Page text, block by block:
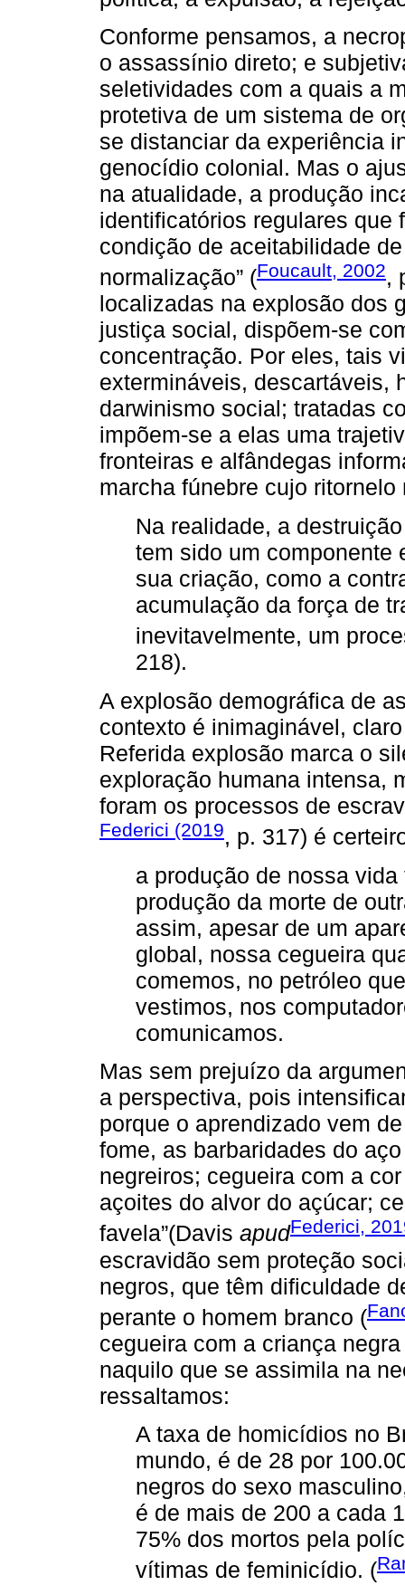
Conforme pensamos, a
o assassínio direto; e
seletividades com a quais a
protetiva de um sistema de
se distanciar da experiência
genocídio colonial. Mas o
na atualidade, a produção
identificatórios regulares que
condição de aceitabilidade
normalização” (Foucault, 2002,
localizadas na explosão dos
justiça social, dispõem-se
concentração. Por eles, tais
extermináveis, descartáveis,
darwinismo social; tratadas
impõem-se a elas uma
fronteiras e alfândegas
marcha fúnebre cujo
Na realidade, a
tem sido um componente
sua criação, como a
acumulação da força de
inevitavelmente, um
218).
A explosão demográfica de
contexto é inimaginável,
Referida explosão marca o
exploração humana intensa,
foram os processos de
Federici (2019, p. 317) é
a produção de nossa
produção da morte de
assim, apesar de um
global, nossa cegueira
comemos, no petróleo
vestimos, nos
comunicamos.
Mas sem prejuízo da
a perspectiva, pois
porque o aprendizado vem
fome, as barbaridades do
negreiros; cegueira com a
açoites do alvor do açúcar;
favela”(Davis apudFederici,
escravidão sem proteção
negros, que têm dificuldade
perante o homem branco (
cegueira com a criança
naquilo que se assimila na
ressaltamos:
A taxa de homicídios no
mundo, é de 28 por
negros do sexo
é de mais de 200 a cada
75% dos mortos pela
vítimas de feminicídio. (